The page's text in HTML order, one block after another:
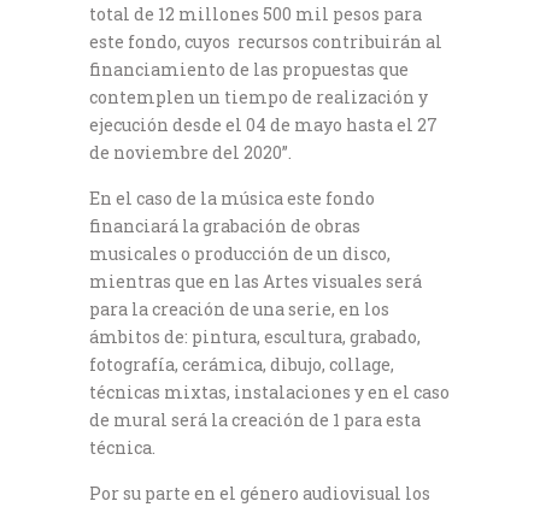
total de 12 millones 500 mil pesos para
este fondo, cuyos recursos contribuirán al
financiamiento de las propuestas que
contemplen un tiempo de realización y
ejecución desde el 04 de mayo hasta el 27
de noviembre del 2020”.
En el caso de la música este fondo
financiará la grabación de obras
musicales o producción de un disco,
mientras que en las Artes visuales será
para la creación de una serie, en los
ámbitos de: pintura, escultura, grabado,
fotografía, cerámica, dibujo, collage,
técnicas mixtas, instalaciones y en el caso
de mural será la creación de 1 para esta
técnica.
Por su parte en el género audiovisual los